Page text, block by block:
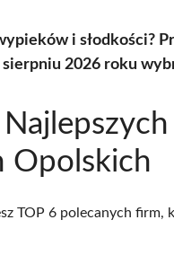
i słodkości?
2026 roku
Opolskich
TOP 6 polecanych firm,